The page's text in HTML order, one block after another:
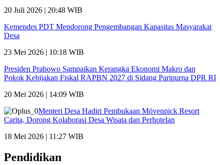
20 Juli 2026 | 20:48 WIB
Kemendes PDT Mendorong Pengembangan Kapasitas Masyarakat
Desa
23 Mei 2026 | 10:18 WIB
Presiden Prabowo Sampaikan Kerangka Ekonomi Makro dan
Pokok Kebijakan Fiskal RAPBN 2027 di Sidang Paripurna DPR RI
20 Mei 2026 | 14:09 WIB
Menteri Desa Hadiri Pembukaan Mövenpick Resort
Carita, Dorong Kolaborasi Desa Wisata dan Perhotelan
18 Mei 2026 | 11:27 WIB
Pendidikan